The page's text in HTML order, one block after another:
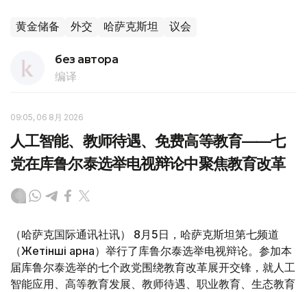
黄金储备 外交 哈萨克斯坦 议会
без автора
编译
09:05, 06 8月 2026
人工智能、教师待遇、免费高等教育——七
党在库鲁尔泰选举电视辩论中聚焦教育改革
（哈萨克国际通讯社讯） 8月5日，哈萨克斯坦第七频道
（Жетінші арна）举行了库鲁尔泰选举电视辩论。参加本
届库鲁尔泰选举的七个政党围绕教育改革展开交锋，就人工
智能应用、高等教育发展、教师待遇、职业教育、生态教育